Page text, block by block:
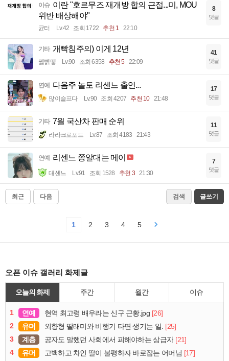
이슈 이란 "호르무즈 재개방 합의 근접...미, MOU
위반 배상해야"
균터 Lv.42 조회 1722 추천 1 22:10
8
댓글
기타 개빡침주의) 이게 12년
꿻뻵뗗 Lv.90 조회 6358 추천 5 22:09
41
댓글
연예 다음주 놀토 리센느 출연...
많이슬프다 Lv.90 조회 4207 추천 10 21:48
17
댓글
기타 7월 국산차 판매 순위
라라크로포드 Lv.87 조회 4183 21:43
11
댓글
연예 리센느 쫑알대는 메이
대센느 Lv.91 조회 1528 추천 3 21:30
7
댓글
최근 다음 검색 글쓰기
1 2 3 4 5
오픈 이슈 갤러리 화제글
오늘의 화제 주간 월간 이슈
1 연예 현역 최고령 배우라는 신구 근황.jpg [26]
2
유머 외향형 딸래미와 비행기 타면 생기는 일. [25]
3
계층 공자도 말했던 사회에서 피해야하는 상급자 [21]
4
유머 고백하고 차인 딸이 불평하자 바로잡는 어머님 [17]